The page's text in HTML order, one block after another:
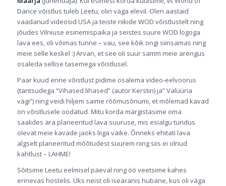
Dance võistlus tuleb Leetu, olin väga elevil. Olen aastaid
vaadanud videosid USA ja teiste riikide WOD võistlustelt ning
jõudes Vilniuse esinemispaika ja seistes suure WOD logoga
lava ees, oli võimas tunne – vau, see kõik ongi siinsamas ning
meie selle keskel :) Arvan, et see oli suur samm meie arengus
osaleda sellise tasemega võistlusel.
Paar kuud enne võistlust pidime osalema video-eelvoorus
(tantsudega “Vihased lihased” (autor Kerstin) ja” Valüüria
vägi”) ning veidi hiljem saime rõõmusõnumi, et mõlemad kavad
on võistlusele oodatud. Mitu korda märgistasime oma
saalides ära planeeritud lava suuruse, mis esialgu tundus
olevat meie kavade jaoks liiga väike. Õnneks ehitati lava
algselt planeeritud mõõtudest suurem ning siis ei olnud
kahtlust – LÄHME!
Sõitsime Leetu eelmisel päeval ning öö veetsime kahes
erinevas hostelis. Üks neist oli iseäranis hubane, kus oli väga